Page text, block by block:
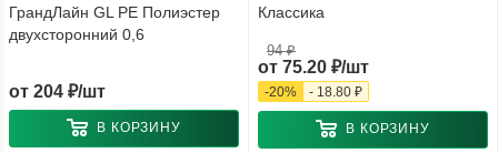
ГрандЛайн GL PE Полиэстер
двухсторонний 0,6
от 204 ₽/шт
В КОРЗИНУ
Классика
от 75.20 ₽/шт
94 ₽
-20% - 18.80 ₽
В КОРЗИНУ